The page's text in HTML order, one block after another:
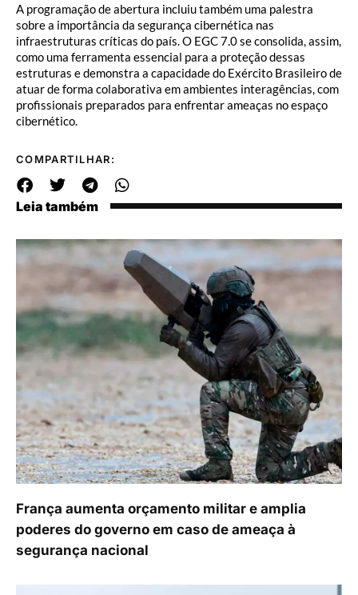
A programação de abertura incluiu também uma palestra
sobre a importância da segurança cibernética nas
infraestruturas críticas do país. O EGC 7.0 se consolida, assim,
como uma ferramenta essencial para a proteção dessas
estruturas e demonstra a capacidade do Exército Brasileiro de
atuar de forma colaborativa em ambientes interagências, com
profissionais preparados para enfrentar ameaças no espaço
cibernético.
COMPARTILHAR:
Leia também
França aumenta orçamento militar e amplia
poderes do governo em caso de ameaça à
segurança nacional